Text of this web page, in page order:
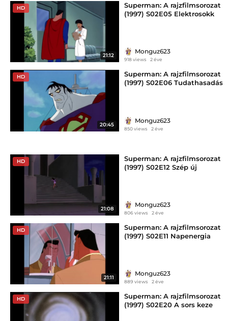
HD
21:12
Superman: A rajzfilmsorozat
(1997) S02E05 Elektrosokk
Monguz623
918 views 2 éve
HD
20:45
Superman: A rajzfilmsorozat
(1997) S02E06 Tudathasadás
Monguz623
850 views 2 éve
HD
21:08
Superman: A rajzfilmsorozat
(1997) S02E12 Szép új
Monguz623
806 views 2 éve
HD
21:11
Superman: A rajzfilmsorozat
(1997) S02E11 Napenergia
Monguz623
889 views 2 éve
HD
Superman: A rajzfilmsorozat
(1997) S02E20 A sors keze